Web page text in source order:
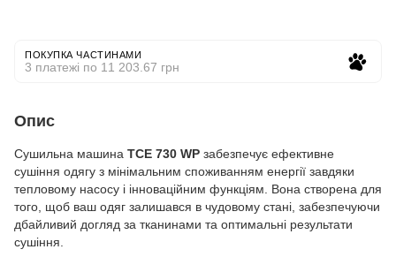
ПОКУПКА ЧАСТИНАМИ
3 платежі по 11 203.67 грн
Опис
Сушильна машина TCE 730 WP забезпечує ефективне
сушіння одягу з мінімальним споживанням енергії завдяки
тепловому насосу і інноваційним функціям. Вона створена для
того, щоб ваш одяг залишався в чудовому стані, забезпечуючи
дбайливий догляд за тканинами та оптимальні результати
сушіння.